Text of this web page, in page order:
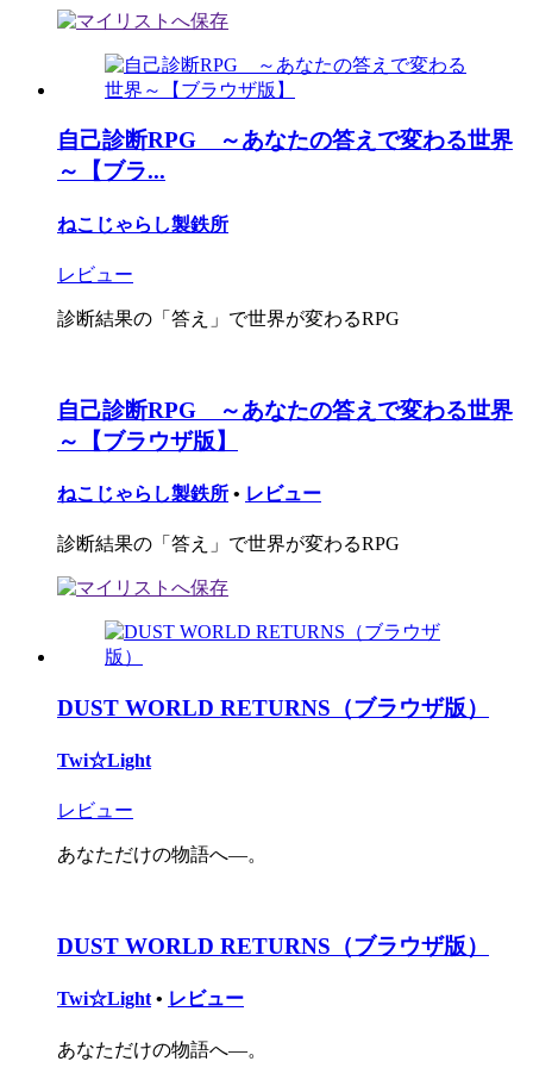
自己診断RPG ～あなたの答えで変わる世界
～【ブラ...
ねこじゃらし製鉄所
レビュー
診断結果の「答え」で世界が変わるRPG
自己診断RPG ～あなたの答えで変わる世界
～【ブラウザ版】
ねこじゃらし製鉄所 • レビュー
診断結果の「答え」で世界が変わるRPG
DUST WORLD RETURNS（ブラウザ版）
Twi☆Light
レビュー
あなただけの物語へ―。
DUST WORLD RETURNS（ブラウザ版）
Twi☆Light • レビュー
あなただけの物語へ―。